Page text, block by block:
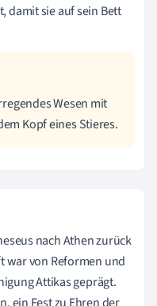
damit sie auf sein Bett
Wesen mit
Kopf eines Stieres.
nach Athen zurück
war von Reformen und
Attikas geprägt.
ein Fest zu Ehren der